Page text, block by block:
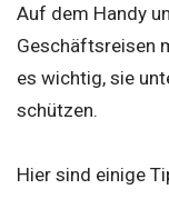
Auf dem Handy
Geschäftsreisen
es wichtig, sie
schützen.
Hier sind einige